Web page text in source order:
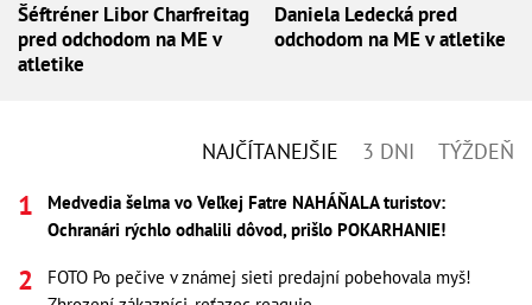
Šéftréner Libor Charfreitag
pred odchodom na ME v
atletike
Daniela Ledecká pred
odchodom na ME v atletike
NAJČÍTANEJŠIE 3 DNI TÝŽDEŇ
Medvedia šelma vo Veľkej Fatre NAHÁŇALA turistov:
Ochranári rýchlo odhalili dôvod, prišlo POKARHANIE!
FOTO Po pečive v známej sieti predajní pobehovala myš!